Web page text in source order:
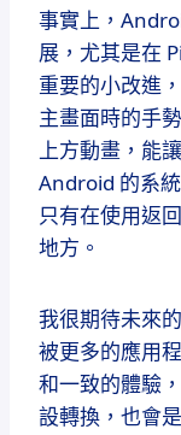
事實上，
展，尤其是在
重要的小改進
主畫面時的手
上方動畫，能
Android 的系
只有在使用返
地方。
我很期待未來
被更多的應用
和一致的體驗
設轉換，也會